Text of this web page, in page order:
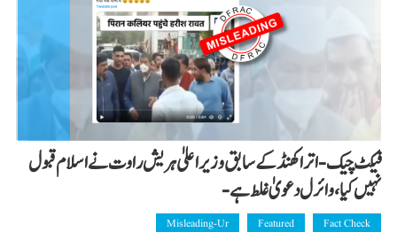
فیکٹ چیک- اتراکھنڈ کے سابق وزیراعلیٰ ہریش راوت نے اسلام قبول
نہیں کیا، وائرل دعویٰ غلط ہے-
Fact Check
Featured
Misleading-Ur